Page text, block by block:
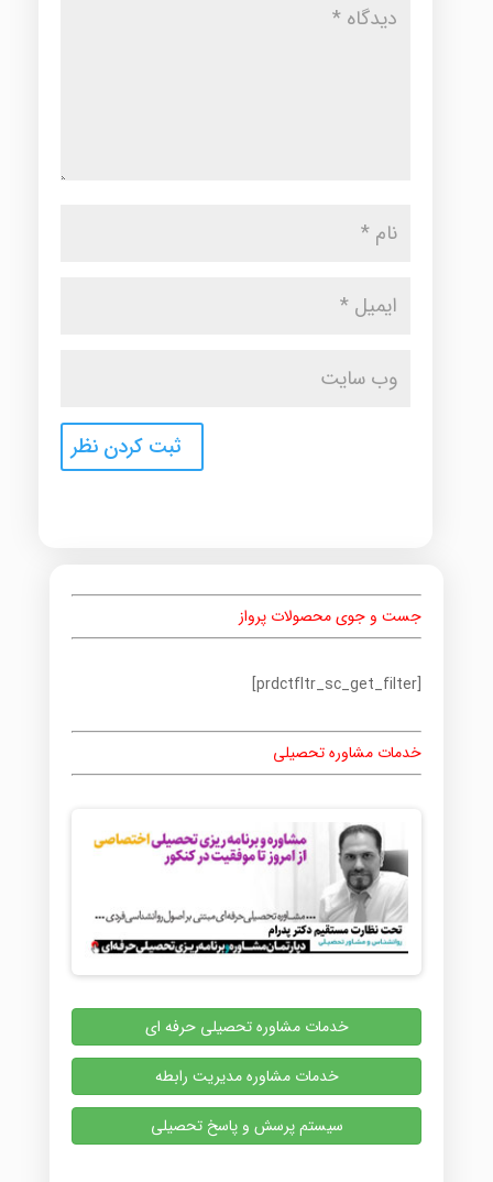
جست و جوی محصولات پرواز
[prdctfltr_sc_get_filter]
خدمات مشاوره تحصیلی
خدمات مشاوره تحصیلی حرفه ای
خدمات مشاوره مدیریت رابطه
سیستم پرسش و پاسخ تحصیلی